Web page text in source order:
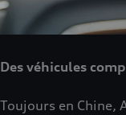
Des véhicules
Toujours en Chine,